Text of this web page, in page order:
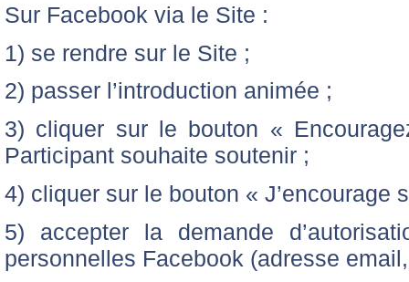
Sur Facebook via le Site :
1) se rendre sur le Site ;
2) passer l’introduction animée ;
3) cliquer sur le bouton «
Participant souhaite soutenir ;
4) cliquer sur le bouton « J’encourage
5) accepter la demande
personnelles Facebook (adresse